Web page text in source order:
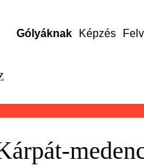
Gólyáknak Képzés